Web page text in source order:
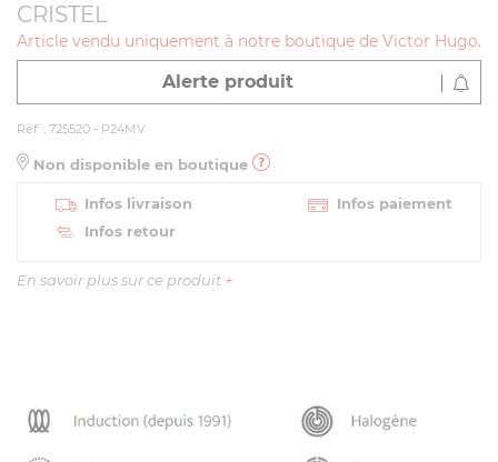
CRISTEL
Article vendu uniquement à notre boutique de Victor Hugo.
Alerte produit
Réf. : 725520 - P24MV
Non disponible en boutique
Infos livraison
Infos paiement
Infos retour
En savoir plus sur ce produit +